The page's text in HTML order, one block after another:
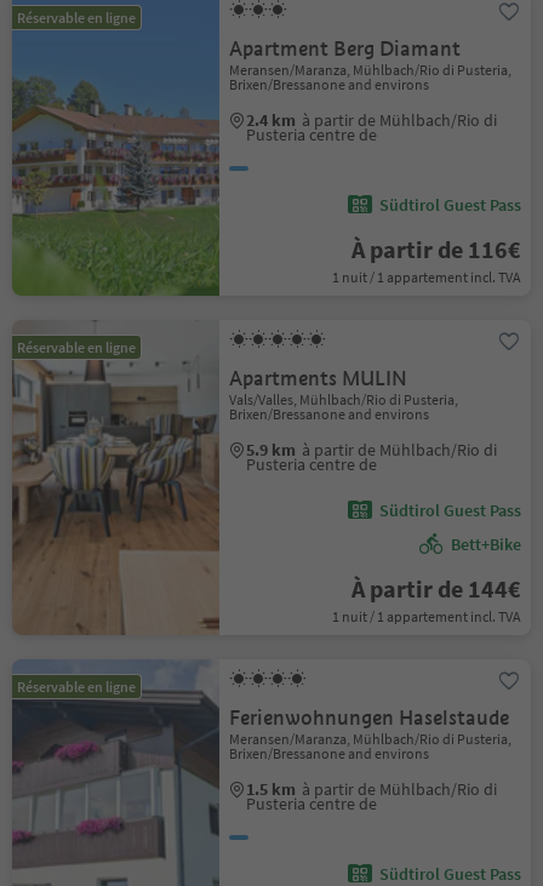
Réservable en ligne
Apartment Berg Diamant
Meransen/Maranza, Mühlbach/Rio di Pusteria,
Brixen/Bressanone and environs
2.4 km à partir de Mühlbach/Rio di
Pusteria centre de
Südtirol Guest Pass
À partir de 116€
1 nuit / 1 appartement incl. TVA
Réservable en ligne
Apartments MULIN
Vals/Valles, Mühlbach/Rio di Pusteria,
Brixen/Bressanone and environs
5.9 km à partir de Mühlbach/Rio di
Pusteria centre de
Südtirol Guest Pass
Bett+Bike
À partir de 144€
1 nuit / 1 appartement incl. TVA
Réservable en ligne
Ferienwohnungen Haselstaude
Meransen/Maranza, Mühlbach/Rio di Pusteria,
Brixen/Bressanone and environs
1.5 km à partir de Mühlbach/Rio di
Pusteria centre de
Südtirol Guest Pass